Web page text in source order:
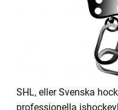
SHL, eller Svenska
professionella